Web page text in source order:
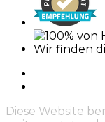
Wir finden
Diese Website